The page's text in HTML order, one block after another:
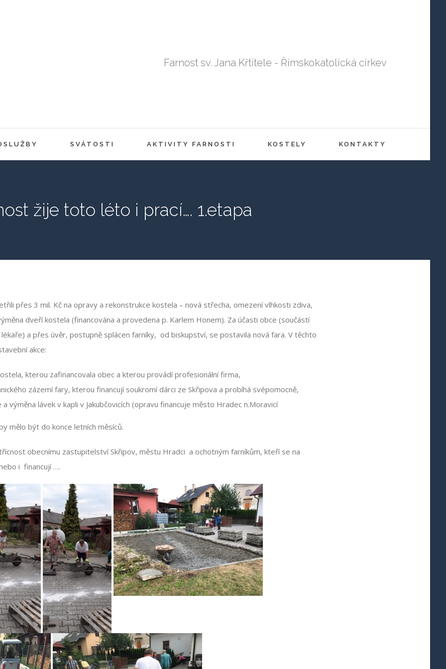
Farnost sv. Jana Křtitele - Římskokatolická církev
SVÁTOSTI AKTIVITY FARNOSTI KOSTELY KONTAKTY
žije toto léto i prací…. 1.etapa
přes 3 mil. Kč na opravy a rekonstrukce kostela – nová střecha, omezení vlhkosti zdiva,
dveří kostela (financována a provedena p. Karlem Honem). Za účasti obce (součástí
a přes úvěr, postupně splácen farníky, od biskupství, se postavila nová fara. V těchto
akce:
kterou zafinancovala obec a kterou provádí profesionální firma,
zázemí fary, kterou financují soukromí dárci ze Skřipova a probíhá svépomocně,
výměna lávek v kapli v Jakubčovicích (opravu financuje město Hradec n.Moravicí
mělo být do konce letních měsíců.
obecnímu zastupitelství Skřipov, městu Hradci a ochotným farníkům, kteří se na
i financují ….